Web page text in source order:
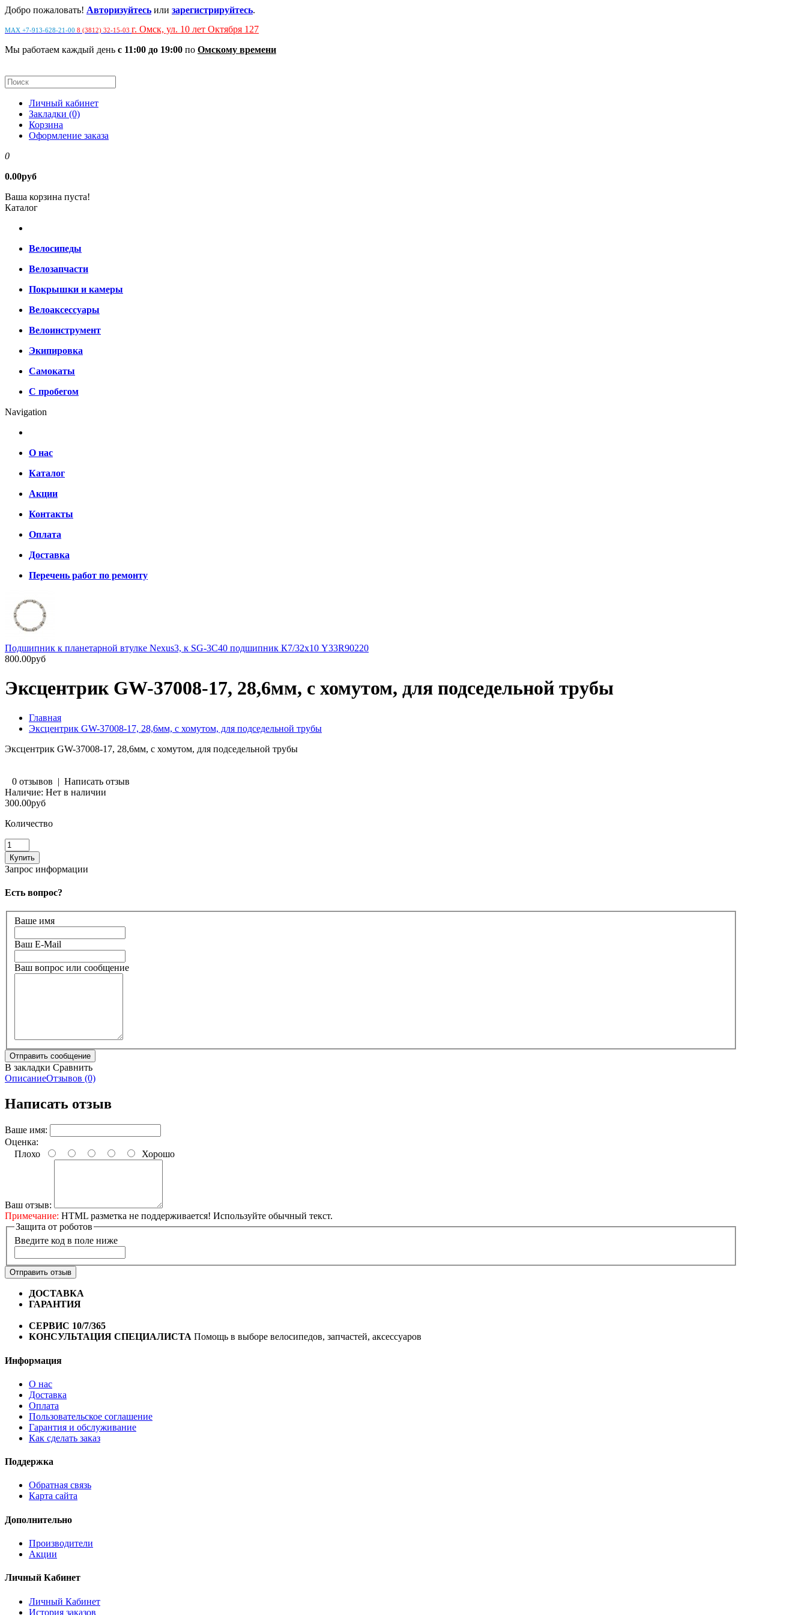
Добро пожаловать! Авторизуйтесь или зарегистрируйтесь.
MAX +7-913-628-21-00 8 (3812) 32-15-03 г. Омск, ул. 10 лет Октября 127
Мы работаем каждый день с 11:00 до 19:00 по Омскому времени
Личный кабинет
Закладки (0)
Корзина
Оформление заказа
0
0.00руб
Ваша корзина пуста!
Каталог
Велосипеды
Велозапчасти
Покрышки и камеры
Велоаксессуары
Велоинструмент
Экипировка
Самокаты
С пробегом
Navigation
О нас
Каталог
Акции
Контакты
Оплата
Доставка
Перечень работ по ремонту
Подшипник к планетарной втулке Nexus3, к SG-3C40 подшипник К7/32х10 Y33R90220
800.00руб
Эксцентрик GW-37008-17, 28,6мм, с хомутом, для подседельной трубы
Главная
Эксцентрик GW-37008-17, 28,6мм, с хомутом, для подседельной трубы
Эксцентрик GW-37008-17, 28,6мм, с хомутом, для подседельной трубы
0 отзывов | Написать отзыв
Наличие: Нет в наличии
300.00руб
Количество
Запрос информации
Есть вопрос?
Ваше имя
Ваш E-Mail
Ваш вопрос или сообщение
В закладки Сравнить
ОписаниеОтзывов (0)
Написать отзыв
Ваше имя:
Оценка:
Плохо
Хорошо
Ваш отзыв:
Примечание: HTML разметка не поддерживается! Используйте обычный текст.
Защита от роботов
Введите код в поле ниже
Отправить отзыв
ДОСТАВКА
ГАРАНТИЯ
СЕРВИС 10/7/365
КОНСУЛЬТАЦИЯ СПЕЦИАЛИСТА Помощь в выборе велосипедов, запчастей, аксессуаров
Информация
О нас
Доставка
Оплата
Пользовательское соглашение
Гарантия и обслуживание
Как сделать заказ
Поддержка
Обратная связь
Карта сайта
Дополнительно
Производители
Акции
Личный Кабинет
Личный Кабинет
История заказов